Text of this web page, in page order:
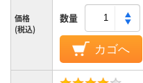
価格
(税込)
数量
カゴへ